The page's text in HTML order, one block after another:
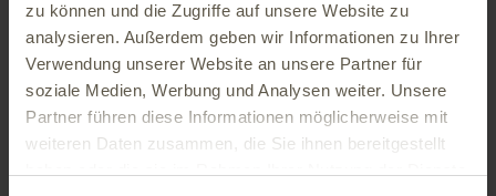
zu können und die Zugriffe auf unsere Website zu
analysieren. Außerdem geben wir Informationen zu Ihrer
Verwendung unserer Website an unsere Partner für
soziale Medien, Werbung und Analysen weiter. Unsere
Partner führen diese Informationen möglicherweise mit
weiteren Daten zusammen, die Sie ihnen bereitgestellt
Wichtig:Bei zusätzlichen
Nährstoffen sollte man immer auf
die Menge achten. Eine
Überdosierung ist bei Kindermilch
aber eher nicht zu erwarten.